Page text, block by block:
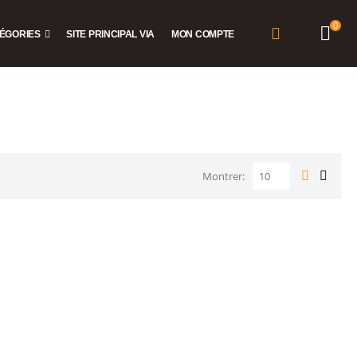
SITE PRINCIPAL VIA MON COMPTE
0
Montrer: